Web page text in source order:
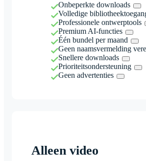
Onbeperkte downloads
Volledige
Professionele ontwerptools
Premium AI-functies
Één bundel per maand
Geen naamsvermelding
Snellere downloads
Prioriteitsondersteuning
Geen advertenties
Alleen video